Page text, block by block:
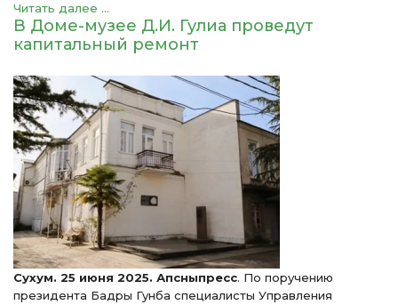
Читать далее ...
В Доме-музее Д.И. Гулиа проведут
капитальный ремонт
Сухум. 25 июня 2025. Апсныпресс. По поручению
президента Бадры Гунба специалисты Управления